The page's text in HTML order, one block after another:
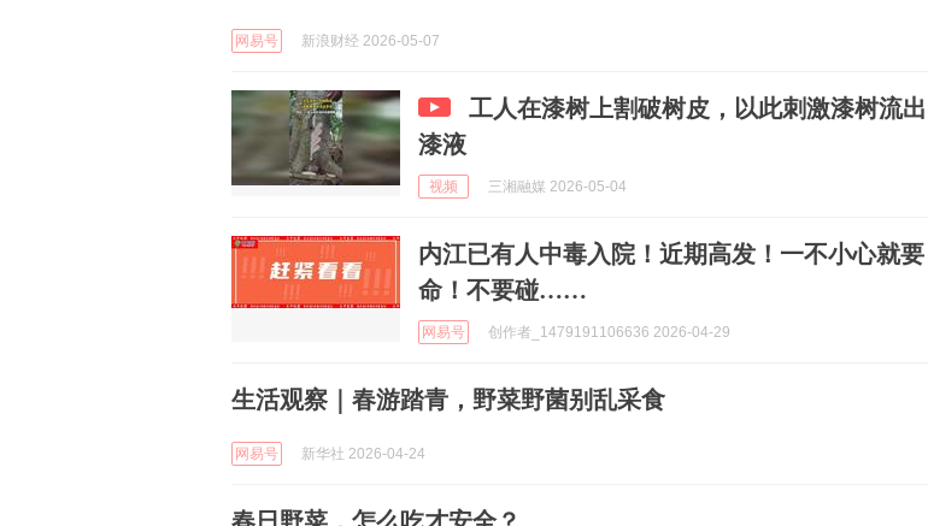
网易号 新浪财经 2026-05-07
工人在漆树上割破树皮，以此刺激漆树流出
漆液
视频 三湘融媒 2026-05-04
内江已有人中毒入院！近期高发！一不小心就要
命！不要碰……
网易号 创作者_1479191106636 2026-04-29
生活观察｜春游踏青，野菜野菌别乱采食
网易号 新华社 2026-04-24